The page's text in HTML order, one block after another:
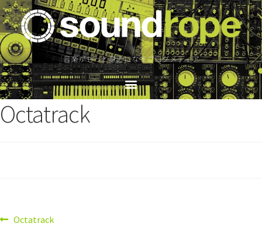
音楽がもっと身近になるブログメディア
Octatrack
Octatrack